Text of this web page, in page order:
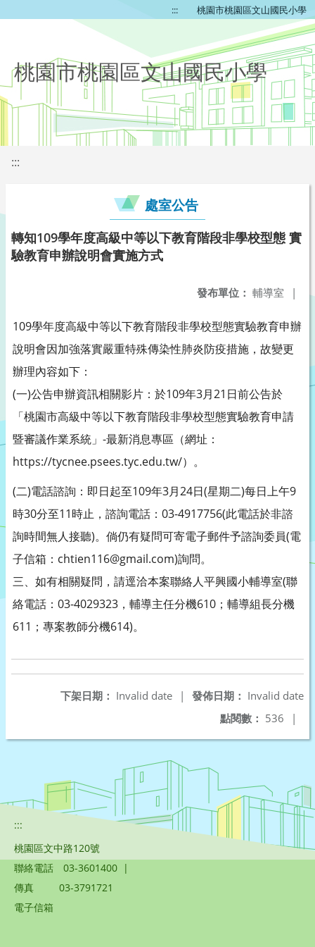
::: 桃園市桃園區文山國民小學
桃園市桃園區文山國民小學
:::
處室公告
轉知109學年度高級中等以下教育階段非學校型態 實
驗教育申辦說明會實施方式
發布單位： 輔導室 |
109學年度高級中等以下教育階段非學校型態實驗教育申辦
說明會因加強落實嚴重特殊傳染性肺炎防疫措施，故變更
辦理內容如下：
(一)公告申辦資訊相關影片：於109年3月21日前公告於
「桃園市高級中等以下教育階段非學校型態實驗教育申請
暨審議作業系統」-最新消息專區（網址：
https://tycnee.psees.tyc.edu.tw/）。
(二)電話諮詢：即日起至109年3月24日(星期二)每日上午9
時30分至11時止，諮詢電話：03-4917756(此電話於非諮
詢時間無人接聽)。倘仍有疑問可寄電子郵件予諮詢委員(電
子信箱：chtien116@gmail.com)詢問。
三、如有相關疑問，請逕洽本案聯絡人平興國小輔導室(聯
絡電話：03-4029323，輔導主任分機610；輔導組長分機
611；專案教師分機614)。
發佈日期： Invalid date
下架日期： Invalid date
|
點閱數： 536 |
:::
桃園區文中路120號
聯絡電話
03-3601400 |
傳真
03-3791721
電子信箱